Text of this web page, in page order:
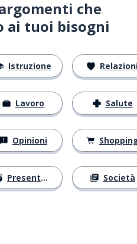
che
ai tuoi bisogni
Istruzione
Lavoro
Opinioni
Presentarsi
Salute
Società